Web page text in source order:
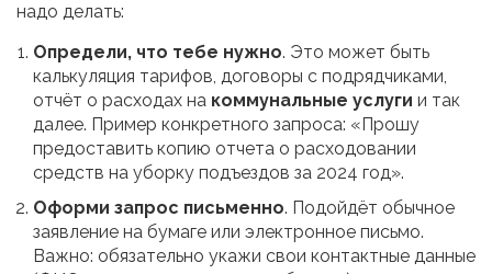
надо делать:
Определи, что тебе нужно. Это может быть
калькуляция тарифов, договоры с подрядчиками,
отчёт о расходах на коммунальные услуги и так
далее. Пример конкретного запроса: «Прошу
предоставить копию отчета о расходовании
средств на уборку подъездов за 2024 год».
Оформи запрос письменно. Подойдёт обычное
заявление на бумаге или электронное письмо.
Важно: обязательно укажи свои контактные данные